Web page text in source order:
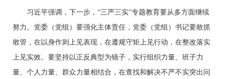
习近平强调，下一步，“三严三实”专题教育要从多方面继续
努力。党委（党组）要强化主体责任，党委（党组）书记要敢抓
敢管，在以身作则上见表现，在遵规守矩上见行动，在整改落实
上见实效。要坚持以正反典型为镜子，实行组织力量、班子力
量、个人力量、群众力量相结合，在查找和解决不严不实突出问